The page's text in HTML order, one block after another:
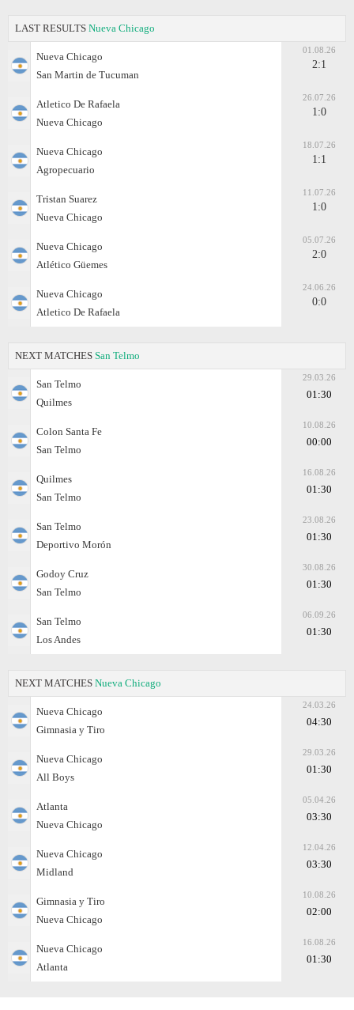
LAST RESULTS Nueva Chicago
Nueva Chicago
San Martin de Tucuman
01.08.26
2:1
Atletico De Rafaela
Nueva Chicago
26.07.26
1:0
Nueva Chicago
Agropecuario
18.07.26
1:1
Tristan Suarez
Nueva Chicago
11.07.26
1:0
Nueva Chicago
Atlético Güemes
05.07.26
2:0
Nueva Chicago
Atletico De Rafaela
24.06.26
0:0
NEXT MATCHES San Telmo
San Telmo
Quilmes
29.03.26
01:30
Colon Santa Fe
San Telmo
10.08.26
00:00
Quilmes
San Telmo
16.08.26
01:30
San Telmo
Deportivo Morón
23.08.26
01:30
Godoy Cruz
San Telmo
30.08.26
01:30
San Telmo
Los Andes
06.09.26
01:30
NEXT MATCHES Nueva Chicago
Nueva Chicago
Gimnasia y Tiro
24.03.26
04:30
Nueva Chicago
All Boys
29.03.26
01:30
Atlanta
Nueva Chicago
05.04.26
03:30
Nueva Chicago
Midland
12.04.26
03:30
Gimnasia y Tiro
Nueva Chicago
10.08.26
02:00
Nueva Chicago
Atlanta
16.08.26
01:30